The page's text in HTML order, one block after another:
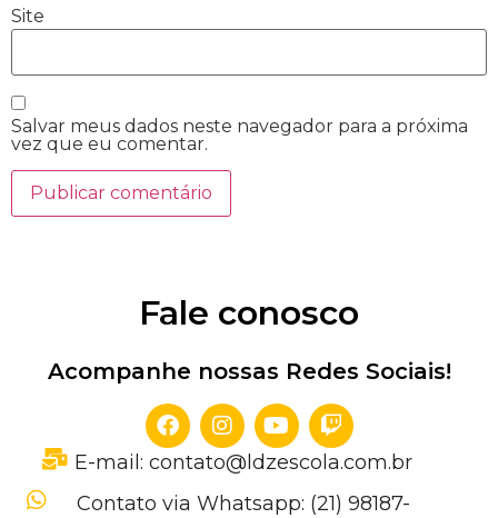
Site
Salvar meus dados neste navegador para a próxima
vez que eu comentar.
Fale conosco
Acompanhe nossas Redes Sociais!
E-mail: contato@ldzescola.com.br
Contato via Whatsapp: (21) 98187-